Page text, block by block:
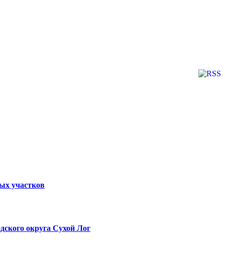
участков
округа Сухой Лог